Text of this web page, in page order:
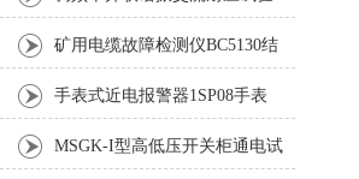
设备调频串并联谐振交流耐压
矿用电缆故障检测仪BC5130结
构特点
手表式近电报警器1SP08手表
式近电报警器1SP4F
MSGK-I型高低压开关柜通电试